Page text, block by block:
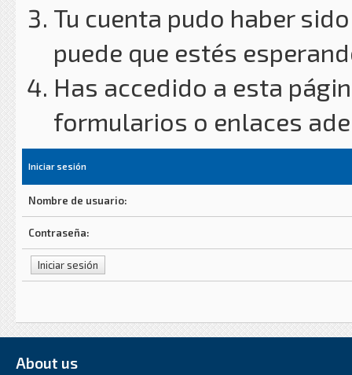
Tu cuenta pudo haber
puede que estés
Has accedido a esta
formularios o enlaces
Iniciar sesión
Nombre de usuario:
Contraseña:
About us